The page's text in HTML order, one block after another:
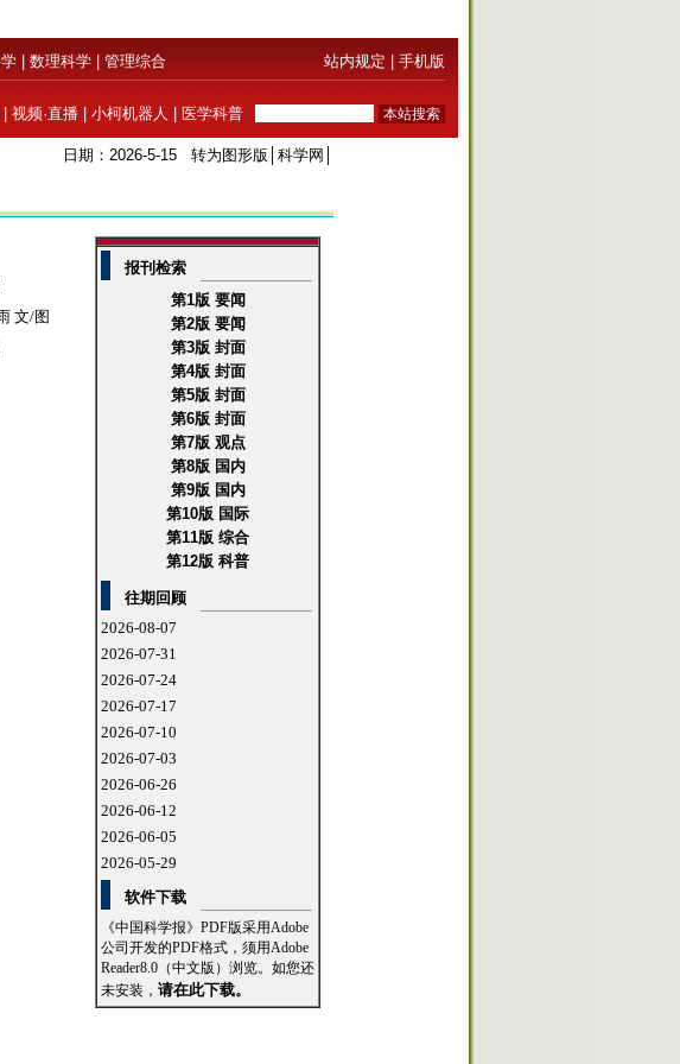
数理科学 管理综合 站内规定 手机版
视频·直播 小柯机器人 医学科普
日期：2026-5-15 转为图形版 科学网
文/图
报刊检索
第1版 要闻
第2版 要闻
第3版 封面
第4版 封面
第5版 封面
第6版 封面
第7版 观点
第8版 国内
第9版 国内
第10版 国际
第11版 综合
第12版 科普
往期回顾
2026-08-07
2026-07-31
2026-07-24
2026-07-17
2026-07-10
2026-07-03
2026-06-26
2026-06-12
2026-06-05
2026-05-29
软件下载
《中国科学报》PDF版采用Adobe
公司开发的PDF格式，须用Adobe
Reader8.0（中文版）浏览。如您还
未安装， 请在此下载。